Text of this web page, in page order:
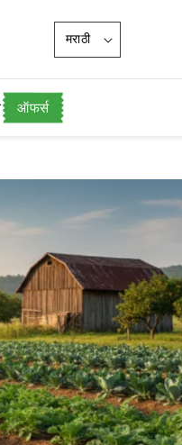
भा
षा
मराठी
ऑफर्स